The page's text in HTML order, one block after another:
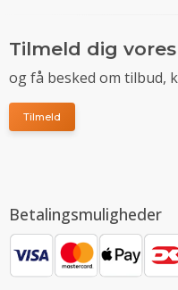
Tilmeld dig
og få besked om tilbud,
Tilmeld
Betalingsmuligheder